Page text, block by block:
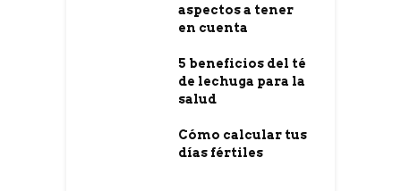
aspectos a tener
en cuenta
5 beneficios del té
de lechuga para la
salud
Cómo calcular tus
días fértiles